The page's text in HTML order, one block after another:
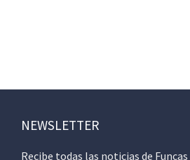
NEWSLETTER
Recibe todas las noticias de Funcas